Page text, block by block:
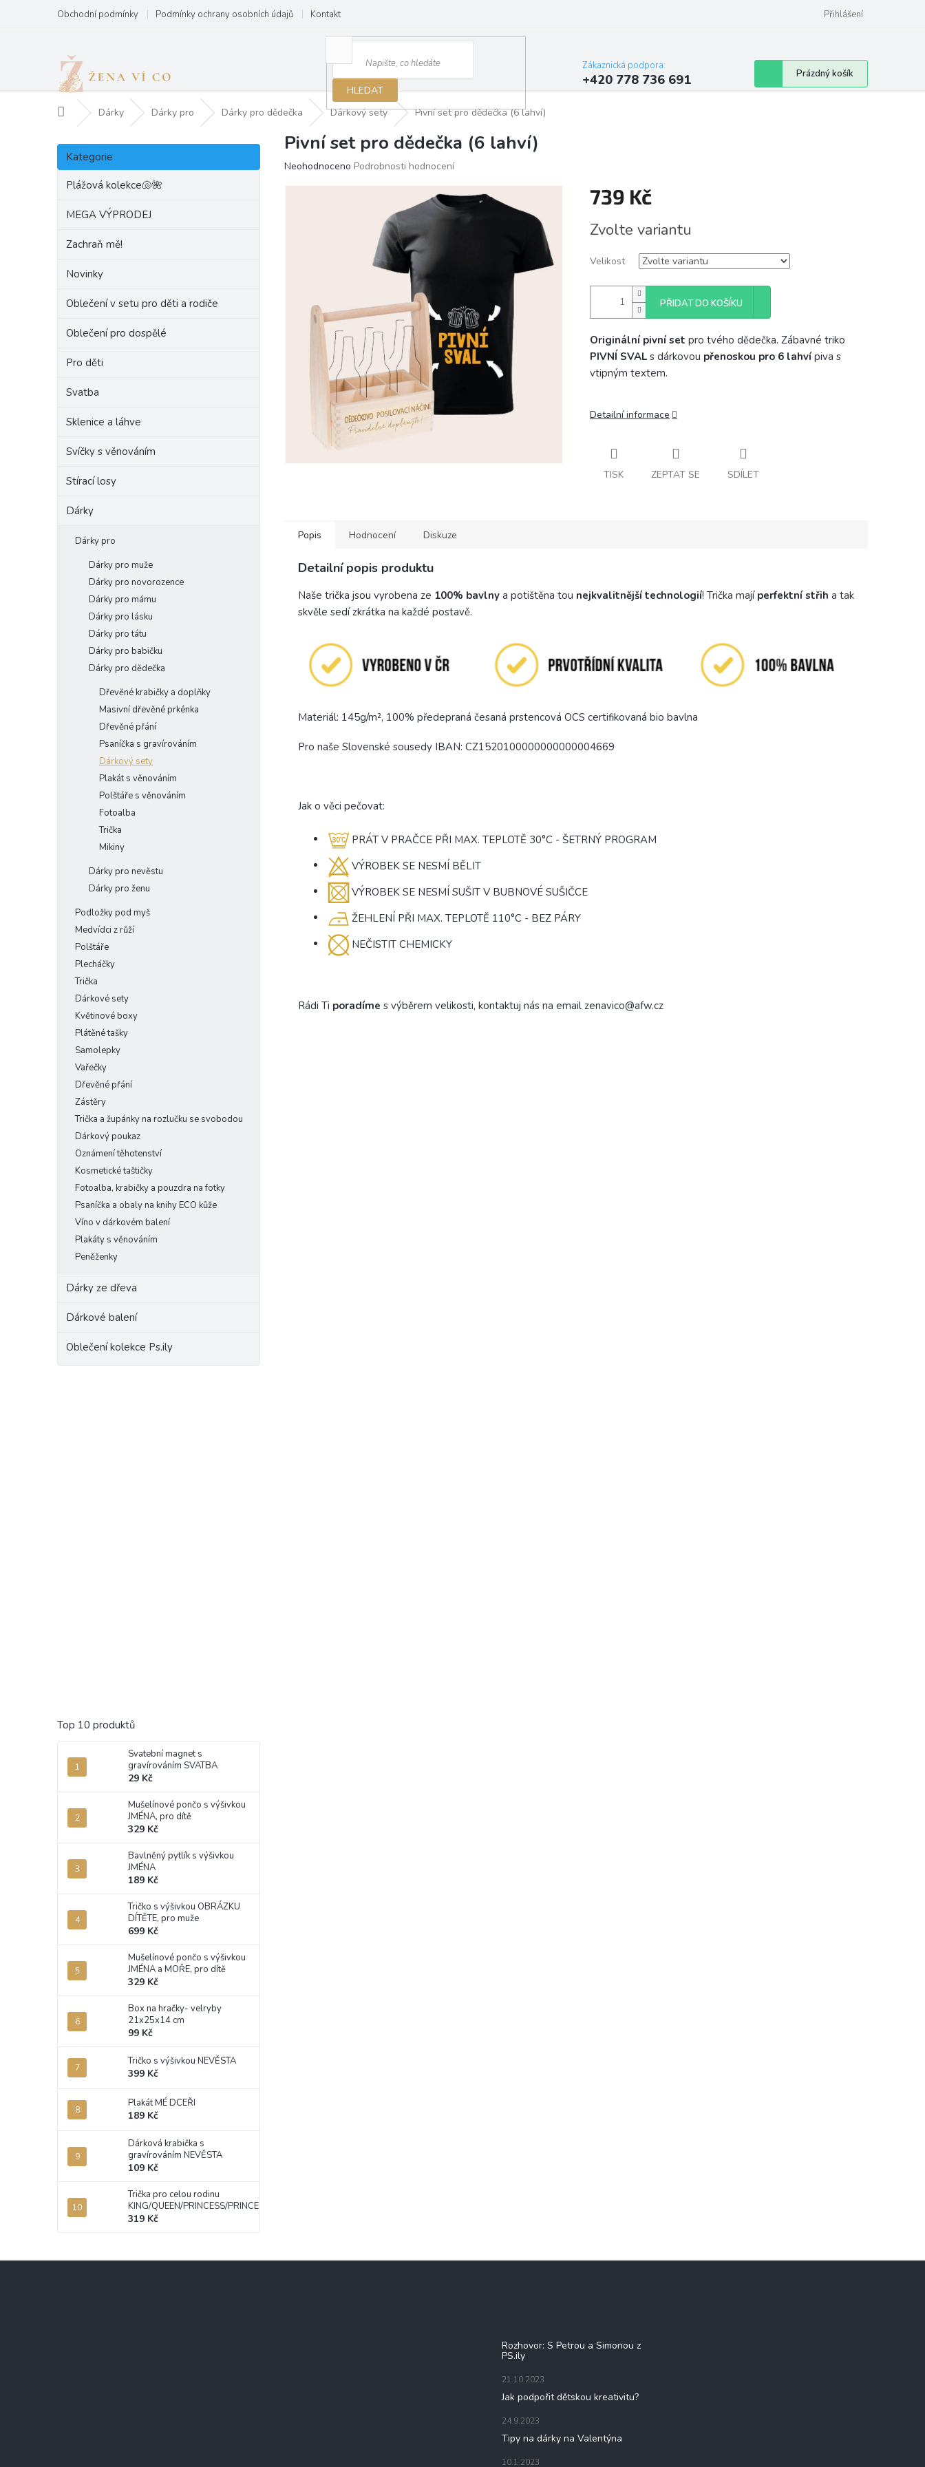
obsah
Obchodní podmínky Podmínky ochrany osobních údajů Kontakt Přihlášení
HLEDAT
Zákaznická podpora:
+420 778 736 691
Nákupní
košík
Prázdný košík
Domů Dárky Dárky pro Dárky pro dědečka Dárkový sety Pivní set pro dědečka (6 lahví)
P
s
Přeskočit
kategorie
Kategorie
Plážová kolekce🐚🌺
MEGA VÝPRODEJ
Zachraň mě!
Novinky
Oblečení v setu pro děti a rodiče
Oblečení pro dospělé
Pro děti
Svatba
Sklenice a láhve
Svíčky s věnováním
Stírací losy
Dárky
Dárky pro
Dárky pro muže
Dárky pro novorozence
Dárky pro mámu
Dárky pro lásku
Dárky pro tátu
Dárky pro babičku
Dárky pro dědečka
Dřevěné krabičky a doplňky
Masivní dřevěné prkénka
Dřevěné přání
Psaníčka s gravírováním
Dárkový sety
Plakát s věnováním
Polštáře s věnováním
Fotoalba
Trička
Mikiny
Dárky pro nevěstu
Dárky pro ženu
Podložky pod myš
Medvídci z růží
Polštáře
Plecháčky
Trička
Dárkové sety
Květinové boxy
Plátěné tašky
Samolepky
Vařečky
Dřevěné přání
Zástěry
Trička a župánky na rozlučku se svobodou
Dárkový poukaz
Oznámení těhotenství
Kosmetické taštičky
Fotoalba, krabičky a pouzdra na fotky
Psaníčka a obaly na knihy ECO kůže
Víno v dárkovém balení
Plakáty s věnováním
Peněženky
Dárky ze dřeva
Dárkové balení
Oblečení kolekce Ps.ily
Top 10 produktů
Svatební magnet s
gravírováním SVATBA
29 Kč
Mušelínové pončo s výšivkou
JMÉNA, pro dítě
329 Kč
Bavlněný pytlík s výšivkou
JMÉNA
189 Kč
Tričko s výšivkou OBRÁZKU
DÍTĚTE, pro muže
699 Kč
Mušelínové pončo s výšivkou
JMÉNA a MOŘE, pro dítě
329 Kč
Box na hračky- velryby
21x25x14 cm
99 Kč
Tričko s výšivkou NEVĚSTA
399 Kč
Plakát MÉ DCEŘI
189 Kč
Dárková krabička s
gravírováním NEVĚSTA
109 Kč
Trička pro celou rodinu
KING/QUEEN/PRINCESS/PRINCE
319 Kč
Pivní set pro dědečka (6 lahví)
Průměrné
Neohodnoceno Podrobnosti hodnocení
739 Kč
cena:
Zvolte variantu
Velikost
PŘIDAT DO KOŠÍKU
Originální pivní set pro tvého dědečka. Zábavné triko
PIVNÍ SVAL s dárkovou přenoskou pro 6 lahví piva s
vtipným textem.
Detailní informace
TISK ZEPTAT SE SDÍLET
Popis Hodnocení Diskuze
Detailní popis produktu
Naše trička jsou vyrobena ze 100% bavlny a potištěna tou nejkvalitnější technologií! Trička mají perfektní střih a tak
skvěle sedí zkrátka na každé postavě.
Materiál: 145g/m², 100% předepraná česaná prstencová OCS certifikovaná bio bavlna
Pro naše Slovenské sousedy IBAN: CZ1520100000000000004669
Jak o věci pečovat:
PRÁT V PRAČCE PŘI MAX. TEPLOTĚ 30°C - ŠETRNÝ PROGRAM
VÝROBEK SE NESMÍ BĚLIT
VÝROBEK SE NESMÍ SUŠIT V BUBNOVÉ SUŠIČCE
ŽEHLENÍ PŘI MAX. TEPLOTĚ 110°C - BEZ PÁRY
NEČISTIT CHEMICKY
Rádi Ti poradíme s výběrem velikosti, kontaktuj nás na email zenavico@afw.cz
Rozhovor: S Petrou a Simonou z
PS.ily
21.10.2023
Jak podpořit dětskou kreativitu?
24.9.2023
Tipy na dárky na Valentýna
10.1.2023